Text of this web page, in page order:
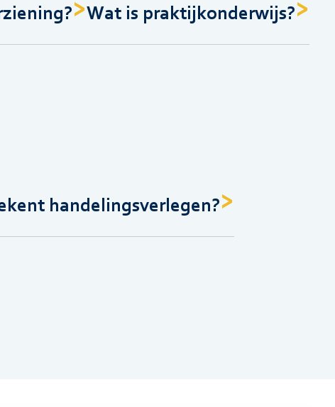
Wat is praktijkonderwijs?
handelingsverlegen?